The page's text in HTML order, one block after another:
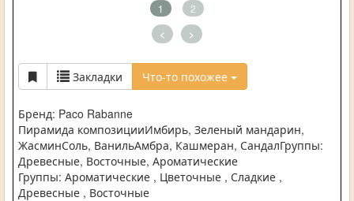
1 2
< >
Закладки Что-то похожее
Бренд: Paco Rabanne
Пирамида композицииИмбирь, Зеленый мандарин,
ЖасминСоль, ВанильАмбра, Кашмеран, СандалГруппы:
Древесные, Восточные, Ароматические
Группы: Ароматические , Цветочные , Сладкие ,
Древесные , Восточные